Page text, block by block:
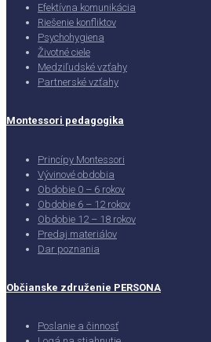
Efektívna komunikácia
Riešenie konfliktov
Psychohygiena
Životné ciele
Medziľudské vzťahy
Partnerské vzťahy
Montessori pedagogika
Princípy Montessori
Vývinové obdobia
Obdobie 0 – 6 rokov
Obdobie 6 – 12 rokov
Obdobie 12 – 18 rokov
Predaj materiálov
Dar poznania
Občianske združenie PERSONA
Poslanie a činnosť